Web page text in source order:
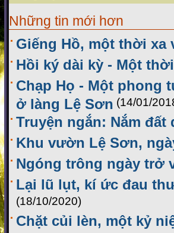
Những tin mới hơn
Giếng Hồ, một thời xa
Hồi ký dài kỳ - Một
Chạp Họ - Một phong
ở làng Lệ Sơn (14/01/
Truyện ngắn: Nắm đất
Khu vườn Lệ Sơn,
Ngóng trông ngày trở
Lại lũ lụt, kí ức đau
(18/10/2020)
Chặt củi lèn, một kỷ